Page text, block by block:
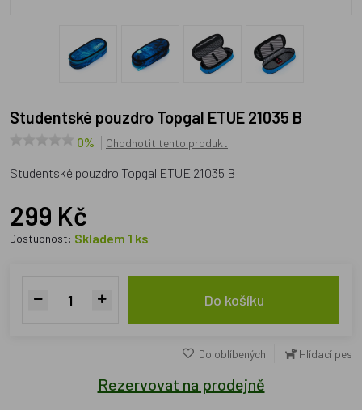
Studentské pouzdro Topgal ETUE 21035 B
0% Ohodnotit tento produkt
Studentské pouzdro Topgal ETUE 21035 B
299 Kč
Dostupnost: Skladem 1 ks
Do košíku
Do oblíbených Hlídací pes
Rezervovat na prodejně